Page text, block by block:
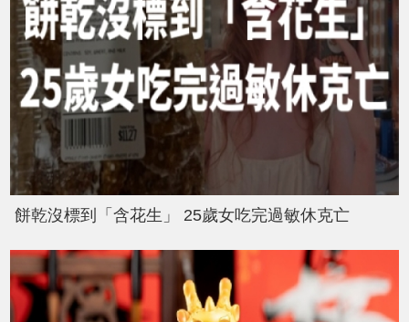
餅乾沒標到「含花生」 25歲女吃完過敏休克亡